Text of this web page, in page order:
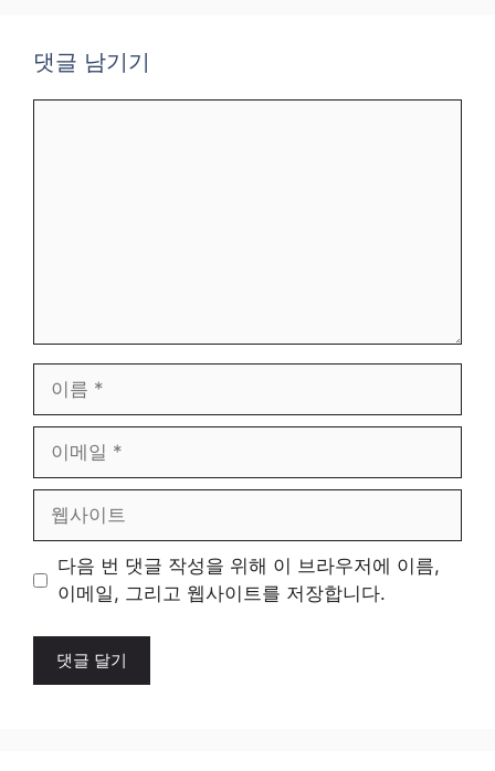
댓글 남기기
일
트
다음 번 댓글 작성을 위해 이 브라우저에 이름,
이메일, 그리고 웹사이트를 저장합니다.